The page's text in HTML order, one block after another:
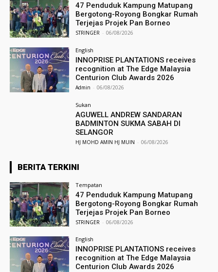
47 Penduduk Kampung Matupang
Bergotong-Royong Bongkar Rumah
Terjejas Projek Pan Borneo
STRINGER - 06/08/2026
English
INNOPRISE PLANTATIONS receives
recognition at The Edge Malaysia
Centurion Club Awards 2026
Admin - 06/08/2026
Sukan
AGUWELL ANDREW SANDARAN
BADMINTON SUKMA SABAH DI
SELANGOR
HJ MOHD AMIN HJ MUIN - 06/08/2026
BERITA TERKINI
Tempatan
47 Penduduk Kampung Matupang
Bergotong-Royong Bongkar Rumah
Terjejas Projek Pan Borneo
STRINGER - 06/08/2026
English
INNOPRISE PLANTATIONS receives
recognition at The Edge Malaysia
Centurion Club Awards 2026